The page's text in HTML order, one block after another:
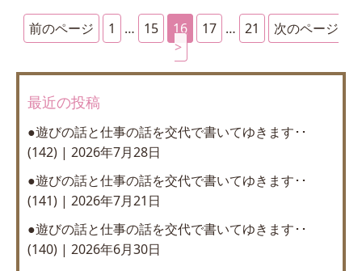
前のページ 1 … 15 16 17 … 21 次のページ
最近の投稿
●遊びの話と仕事の話を交代で書いてゆきます･･
(142)
2026年7月28日
●遊びの話と仕事の話を交代で書いてゆきます･･
(141)
2026年7月21日
●遊びの話と仕事の話を交代で書いてゆきます･･
(140)
2026年6月30日